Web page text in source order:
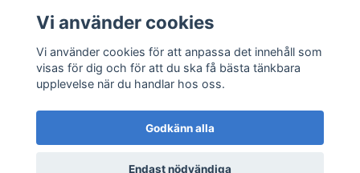
Sociala medier
© 2026 Antispinn AB
Vi använder cookies
Vi använder cookies för att anpassa det innehåll som
visas för dig och för att du ska få bästa tänkbara
upplevelse när du handlar hos oss.
Godkänn alla
Endast nödvändiga